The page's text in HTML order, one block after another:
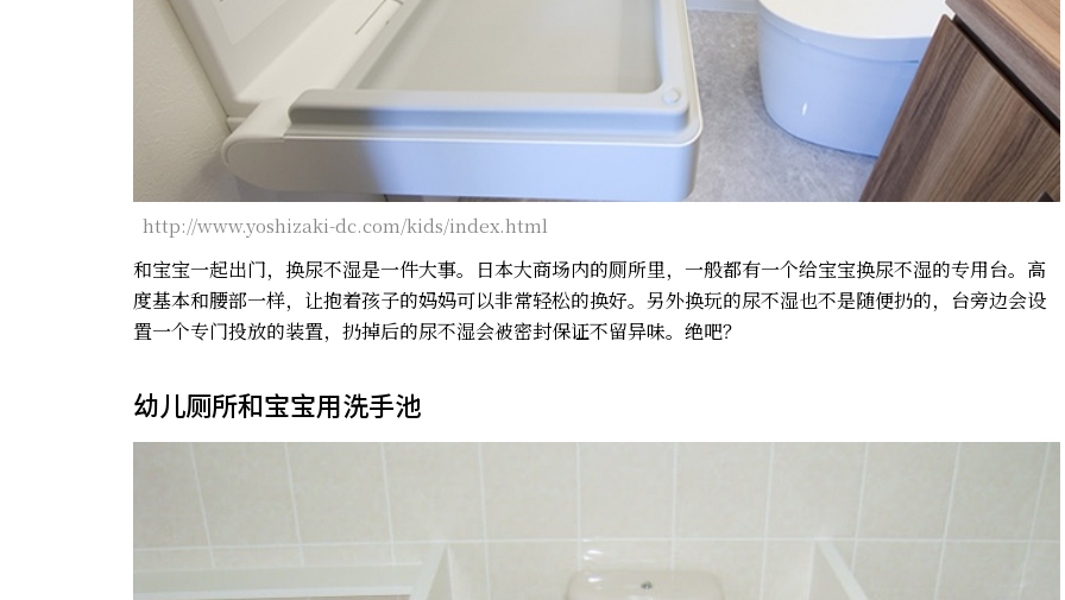
http://www.yoshizaki-dc.com/kids/index.html
和宝宝一起出门，换尿不湿是一件大事。日本大商场内的厕所里，一般都有一个给宝宝换尿不湿的专用台。高
度基本和腰部一样，让抱着孩子的妈妈可以非常轻松的换好。另外换玩的尿不湿也不是随便扔的，台旁边会设
置一个专门投放的装置，扔掉后的尿不湿会被密封保证不留异味。绝吧？
幼儿厕所和宝宝用洗手池